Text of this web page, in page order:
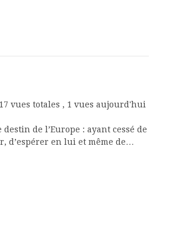
vues totales , 1 vues aujourd'hui
de l’Europe : ayant cessé de
d’espérer en lui et même de…